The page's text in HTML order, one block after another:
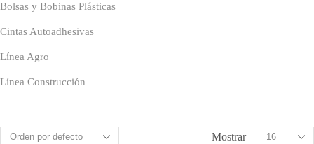
Mostrar
Bolsas y Bobinas Plásticas
Cintas Autoadhesivas
Línea Agro
Línea Construcción
Rollos de Papel